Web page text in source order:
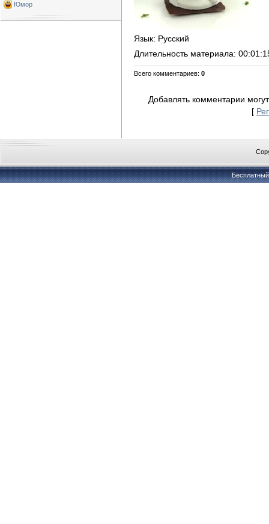
Юмор
Язык: Русский
Длительность материала:
Всего комментариев: 0
Добавлять комментарии
[